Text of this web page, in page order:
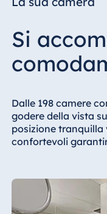
Si
Dalle 198 camere
godere della vista
posizione
confortevoli